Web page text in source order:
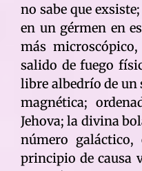
no sabe que
en un gérmen en
más
salido de fuego
libre albedrío de un
magnética;
Jehova; la divina
número
principio de causa